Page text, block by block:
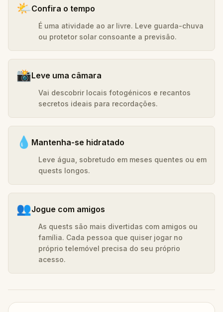
🌤️Confira o tempo
É uma atividade ao ar livre. Leve guarda-chuva
ou protetor solar consoante a previsão.
📸Leve uma câmara
Vai descobrir locais fotogénicos e recantos
secretos ideais para recordações.
💧 Mantenha-se hidratado
Leve água, sobretudo em meses quentes ou em
quests longos.
👥Jogue com amigos
As quests são mais divertidas com amigos ou
família. Cada pessoa que quiser jogar no
próprio telemóvel precisa do seu próprio
acesso.